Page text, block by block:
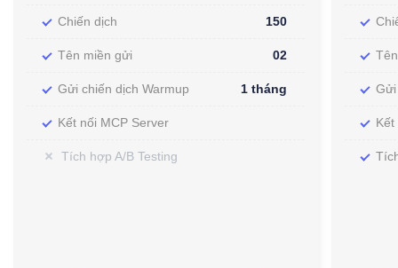
Chiến dịch 150
Tên miền gửi 02
Gửi chiến dịch Warmup 1 tháng
Kết nối MCP Server
Tích hợp A/B Testing
Kết